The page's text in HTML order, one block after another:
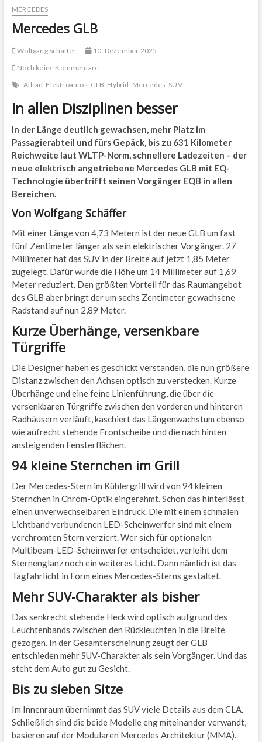
MERCEDES
Mercedes GLB
Wolfgang Schäffer
10. Dezember 2025
Noch keine Kommentare
Allrad Elektroautos GLB Hybrid Mercedes SUV
In allen Disziplinen besser
In der Länge deutlich gewachsen, mehr Platz im
Passagierabteil und fürs Gepäck, bis zu 631 Kilometer
Reichweite laut WLTP-Norm, schnellere Ladezeiten – der
neue elektrisch angetriebene Mercedes GLB mit EQ-
Technologie übertrifft seinen Vorgänger EQB in allen
Bereichen.
Von Wolfgang Schäffer
Mit einer Länge von 4,73 Metern ist der neue GLB um fast
fünf Zentimeter länger als sein elektrischer Vorgänger. 27
Millimeter hat das SUV in der Breite auf jetzt 1,85 Meter
zugelegt. Dafür wurde die Höhe um 14 Millimeter auf 1,69
Meter reduziert. Den größten Vorteil für das Raumangebot
des GLB aber bringt der um sechs Zentimeter gewachsene
Radstand auf nun 2,89 Meter.
Kurze Überhänge, versenkbare
Türgriffe
Die Designer haben es geschickt verstanden, die nun größere
Distanz zwischen den Achsen optisch zu verstecken. Kurze
Überhänge und eine feine Linienführung, die über die
versenkbaren Türgriffe zwischen den vorderen und hinteren
Radhäusern verläuft, kaschiert das Längenwachstum ebenso
wie aufrecht stehende Frontscheibe und die nach hinten
ansteigenden Fensterflächen.
94 kleine Sternchen im Grill
Der Mercedes-Stern im Kühlergrill wird von 94 kleinen
Sternchen in Chrom-Optik eingerahmt. Schon das hinterlässt
einen unverwechselbaren Eindruck. Die mit einem schmalen
Lichtband verbundenen LED-Scheinwerfer sind mit einem
verchromten Stern verziert. Wer sich für optionalen
Multibeam-LED-Scheinwerfer entscheidet, verleiht dem
Sternenglanz noch ein weiteres Licht. Dann nämlich ist das
Tagfahrlicht in Form eines Mercedes-Sterns gestaltet.
Mehr SUV-Charakter als bisher
Das senkrecht stehende Heck wird optisch aufgrund des
Leuchtenbands zwischen den Rückleuchten in die Breite
gezogen. In der Gesamterscheinung zeugt der GLB
entschieden mehr SUV-Charakter als sein Vorgänger. Und das
steht dem Auto gut zu Gesicht.
Bis zu sieben Sitze
Im Innenraum übernimmt das SUV viele Details aus dem CLA.
Schließlich sind die beide Modelle eng miteinander verwandt,
basieren auf der Modularen Mercedes Architektur (MMA).